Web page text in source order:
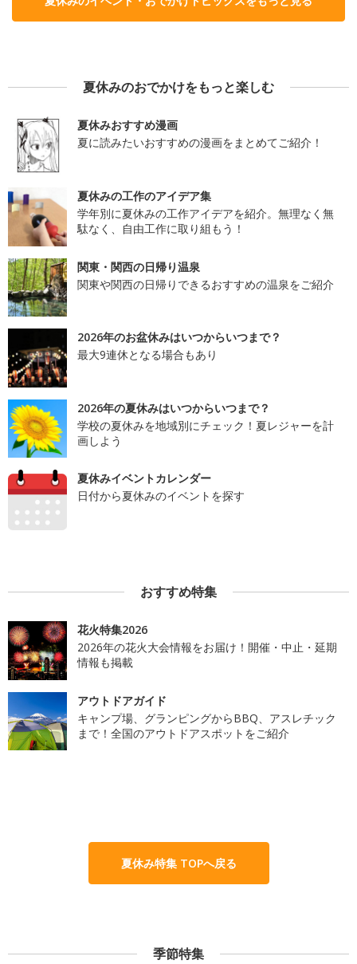
夏休みのおでかけをもっと楽しむ
夏休みおすすめ漫画
夏に読みたいおすすめの漫画をまとめてご紹介！
夏休みの工作のアイデア集
学年別に夏休みの工作アイデアを紹介。無理なく無
駄なく、自由工作に取り組もう！
関東・関西の日帰り温泉
関東や関西の日帰りできるおすすめの温泉をご紹介
2026年のお盆休みはいつからいつまで？
最大9連休となる場合もあり
2026年の夏休みはいつからいつまで？
学校の夏休みを地域別にチェック！夏レジャーを計
画しよう
夏休みイベントカレンダー
日付から夏休みのイベントを探す
おすすめ特集
花火特集2026
2026年の花火大会情報をお届け！開催・中止・延期
情報も掲載
アウトドアガイド
キャンプ場、グランピングからBBQ、アスレチック
まで！全国のアウトドアスポットをご紹介
夏休み特集 TOPへ戻る
季節特集